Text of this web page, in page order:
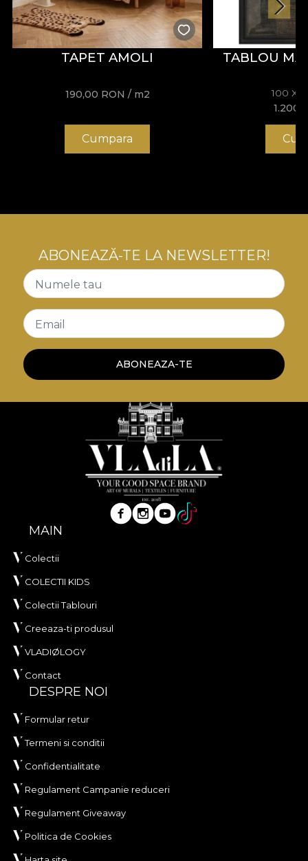
profesională periodică pentru menținerea texturii și
aspectului impecabil al țesăturii.
TAPET AMOLI
190,00 RON / m2
Cumpara
TABLOU
100 X
ABONEAZĂ-TE LA NEWSLETTER!
Numele tau
Email
ABONEAZA-TE
MAIN
Colectii
COLECTII KIDS
Colectii Tablouri
Creeaza-ti produsul
VLADIØLOGY
Contact
DESPRE NOI
Formular retur
Termeni si conditii
Confidentialitate
Regulament Campanie reduceri
Regulament Giveaway
Politica de Cookies